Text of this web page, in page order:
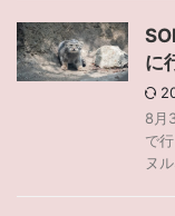
に
8月
で
ヌ